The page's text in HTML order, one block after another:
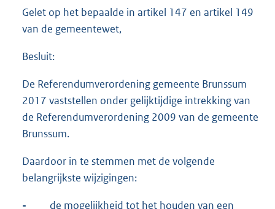
Gelet op het bepaalde in artikel 147 en artikel 149
van de gemeentewet,
Besluit:
De Referendumverordening gemeente Brunssum
2017 vaststellen onder gelijktijdige intrekking van
de Referendumverordening 2009 van de gemeente
Brunssum.
Daardoor in te stemmen met de volgende
belangrijkste wijzigingen:
-
de mogelijkheid tot het houden van een